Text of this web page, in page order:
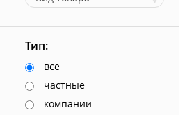
Тип:
все
частные
компании